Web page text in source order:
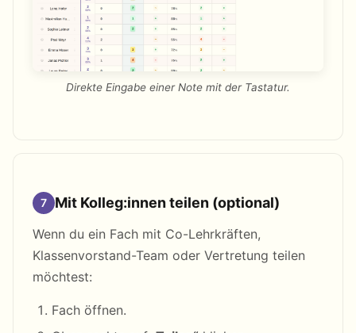
Direkte Eingabe einer Note mit der Tastatur.
7 Mit Kolleg:innen teilen (optional)
Wenn du ein Fach mit Co-Lehrkräften,
Klassenvorstand-Team oder Vertretung teilen
möchtest:
Fach öffnen.